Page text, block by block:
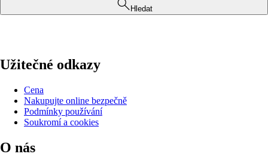
Hledat
Užitečné odkazy
Cena
Nakupujte online bezpečně
Podmínky používání
Soukromí a cookies
O nás